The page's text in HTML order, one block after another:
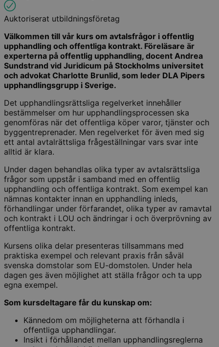
Auktoriserat utbildningsföretag
Välkommen till vår kurs om avtalsfrågor i offentlig
upphandling och offentliga kontrakt. Föreläsare är
experterna på offentlig upphandling, docent Andrea
Sundstrand vid Juridicum på Stockholms universitet
och advokat Charlotte Brunlid, som leder DLA Pipers
upphandlingsgrupp i Sverige.
Det upphandlingsrättsliga regelverket innehåller
bestämmelser om hur upphandlingsprocessen ska
genomföras när det offentliga köper varor, tjänster och
byggentreprenader. Men regelverket för även med sig
ett antal avtalrättsliga frågeställningar vars svar inte
alltid är klara.
Under dagen behandlas olika typer av avtalsrättsliga
frågor som uppstår i samband med en offentlig
upphandling och offentliga kontrakt. Som exempel kan
nämnas kontakter innan en upphandling inleds,
förhandlingar under förfarandet, olika typer av ramavtal
och kontrakt i LOU och ändringar i och överprövning av
offentliga kontrakt.
Kursens olika delar presenteras tillsammans med
praktiska exempel och relevant praxis från såväl
svenska domstolar som EU-domstolen. Under hela
dagen ges även möjlighet att ställa frågor och ta upp
egna exempel.
Som kursdeltagare får du kunskap om:
Kännedom om möjligheterna att förhandla i
offentliga upphandlingar.
Insikt i förhållandet mellan upphandlingsreglerna